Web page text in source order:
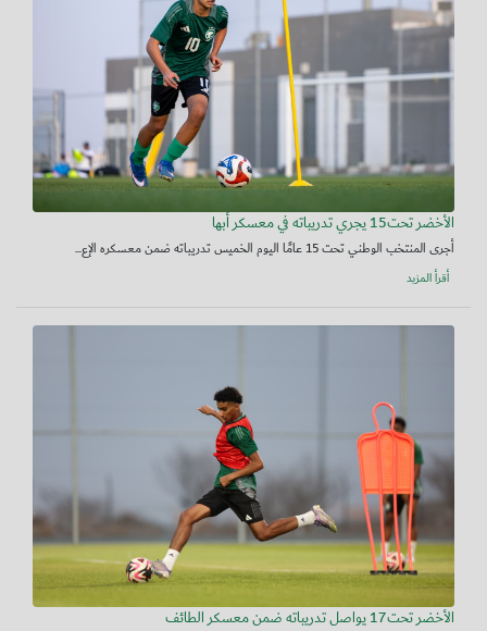
الأخضر تحت15 يجري تدريباته في معسكر أبها
أجرى المنتخب الوطني تحت 15 عامًا اليوم الخميس تدريباته ضمن معسكره الإع...
أقرأ المزيد
الأخضر تحت17 يواصل تدريباته ضمن معسكر الطائف